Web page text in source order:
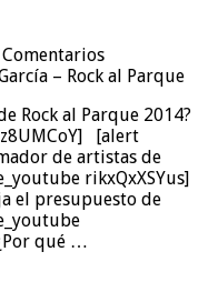
Comentarios
– Rock al Parque
Rock al Parque 2014?
[alert
de artistas de
rikxQxXSYus]
el presupuesto de
qué …